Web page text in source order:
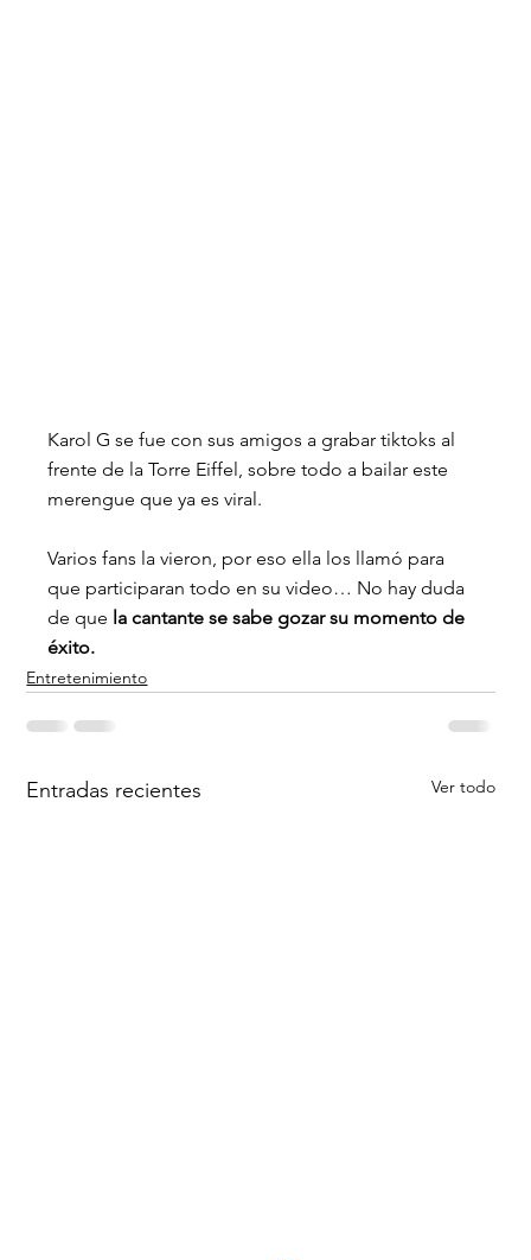
Karol G se fue con sus amigos a grabar tiktoks al
frente de la Torre Eiffel, sobre todo a bailar este
merengue que ya es viral.
Varios fans la vieron, por eso ella los llamó para
que participaran todo en su video… No hay duda
de que la cantante se sabe gozar su momento de
éxito.
Entretenimiento
Entradas recientes Ver todo